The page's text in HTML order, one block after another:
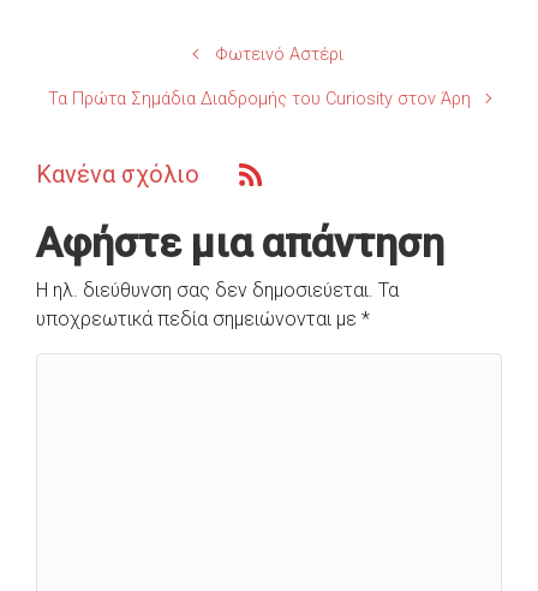
Φωτεινό Αστέρι
Τα Πρώτα Σημάδια Διαδρομής του Curiosity στον Άρη
Κανένα σχόλιο
Αφήστε μια απάντηση
Η ηλ. διεύθυνση σας δεν δημοσιεύεται. Τα
υποχρεωτικά πεδία σημειώνονται με *